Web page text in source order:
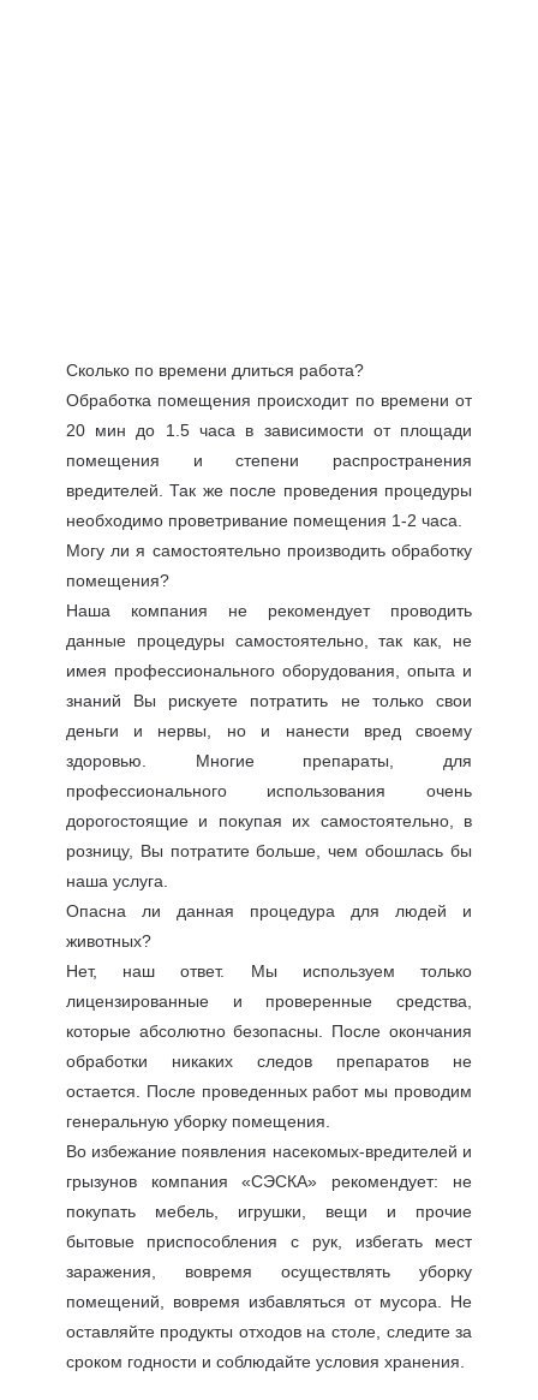
Сколько по времени длиться работа?
Обработка помещения происходит по времени от
20 мин до 1.5 часа в зависимости от площади
помещения и степени распространения
вредителей. Так же после проведения процедуры
необходимо проветривание помещения 1-2 часа.
Могу ли я самостоятельно производить обработку
помещения?
Наша компания не рекомендует проводить
данные процедуры самостоятельно, так как, не
имея профессионального оборудования, опыта и
знаний Вы рискуете потратить не только свои
деньги и нервы, но и нанести вред своему
здоровью. Многие препараты, для
профессионального использования очень
дорогостоящие и покупая их самостоятельно, в
розницу, Вы потратите больше, чем обошлась бы
наша услуга.
Опасна ли данная процедура для людей и
животных?
Нет, наш ответ. Мы используем только
лицензированные и проверенные средства,
которые абсолютно безопасны. После окончания
обработки никаких следов препаратов не
остается. После проведенных работ мы проводим
генеральную уборку помещения.
Во избежание появления насекомых-вредителей и
грызунов компания «СЭСКА» рекомендует: не
покупать мебель, игрушки, вещи и прочие
бытовые приспособления с рук, избегать мест
заражения, вовремя осуществлять уборку
помещений, вовремя избавляться от мусора. Не
оставляйте продукты отходов на столе, следите за
сроком годности и соблюдайте условия хранения.